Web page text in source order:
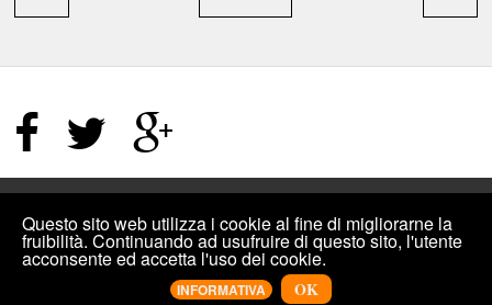
©2019INCREMENTIPLUS: COMPRARE MI PIACE FACEBOOK, VISUALIZZAZIONI
YOUTUBE E ALTRO PER I SOCIAL.DESIGNED BY INCREMENTIPLUS
Questo sito web utilizza i cookie al fine di migliorarne la
fruibilità. Continuando ad usufruire di questo sito, l'utente
acconsente ed accetta l'uso dei cookie.
INFORMATIVA OK